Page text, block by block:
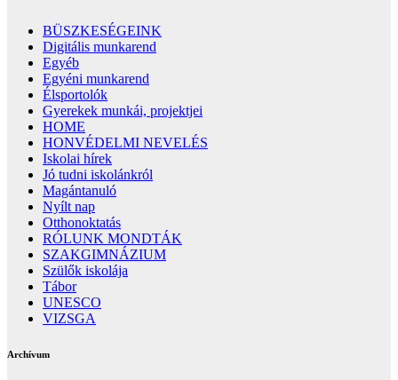
BÜSZKESÉGEINK
Digitális munkarend
Egyéb
Egyéni munkarend
Élsportolók
Gyerekek munkái, projektjei
HOME
HONVÉDELMI NEVELÉS
Iskolai hírek
Jó tudni iskolánkról
Magántanuló
Nyílt nap
Otthonoktatás
RÓLUNK MONDTÁK
SZAKGIMNÁZIUM
Szülők iskolája
Tábor
UNESCO
VIZSGA
Archívum